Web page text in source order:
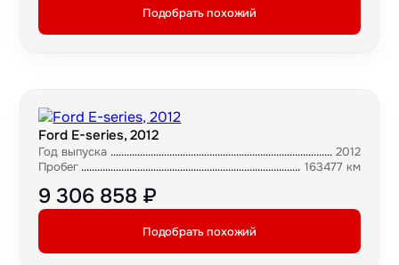
Подобрать похожий
Ford E-series, 2012
Год выпуска
2012
Пробег
163477 км
9 306 858 ₽
Подобрать похожий